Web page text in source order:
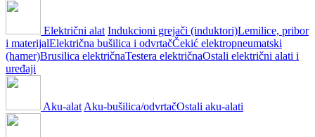
Električni alat Indukcioni grejači (induktori)Lemilice, pribor
i materijalElektrična bušilica i odvrtačČekić elektropneumatski
(hamer)Brusilica električnaTestera električnaOstali električni alati i
uređaji
Aku-alat Aku-bušilica/odvrtačOstali aku-alati